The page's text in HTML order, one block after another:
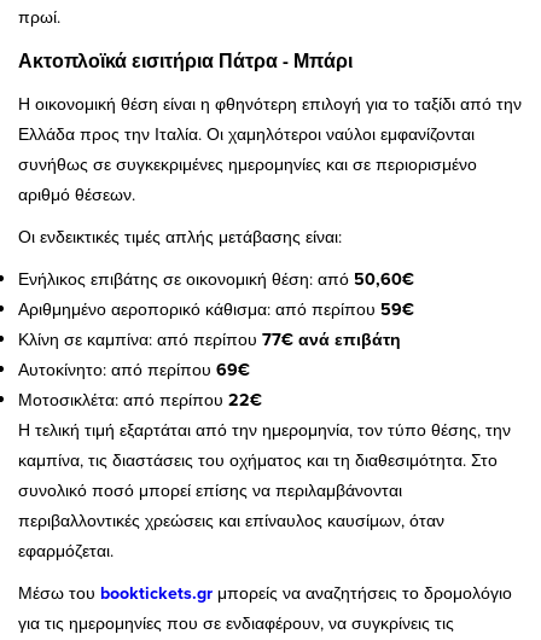
πρωί.
Ακτοπλοϊκά εισιτήρια Πάτρα - Μπάρι
Η οικονομική θέση είναι η φθηνότερη επιλογή για το ταξίδι από την
Ελλάδα προς την Ιταλία. Οι χαμηλότεροι ναύλοι εμφανίζονται
συνήθως σε συγκεκριμένες ημερομηνίες και σε περιορισμένο
αριθμό θέσεων.
Οι ενδεικτικές τιμές απλής μετάβασης είναι:
Ενήλικος επιβάτης σε οικονομική θέση: από 50,60€
Αριθμημένο αεροπορικό κάθισμα: από περίπου 59€
Κλίνη σε καμπίνα: από περίπου 77€ ανά επιβάτη
Αυτοκίνητο: από περίπου 69€
Μοτοσικλέτα: από περίπου 22€
Η τελική τιμή εξαρτάται από την ημερομηνία, τον τύπο θέσης, την
καμπίνα, τις διαστάσεις του οχήματος και τη διαθεσιμότητα. Στο
συνολικό ποσό μπορεί επίσης να περιλαμβάνονται
περιβαλλοντικές χρεώσεις και επίναυλος καυσίμων, όταν
εφαρμόζεται.
Μέσω του booktickets.gr μπορείς να αναζητήσεις το δρομολόγιο
για τις ημερομηνίες που σε ενδιαφέρουν, να συγκρίνεις τις